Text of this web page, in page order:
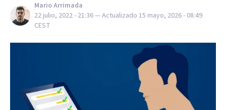
Mario Arrimada
22 julio, 2022 - 21:36— Actualizado 15 mayo, 2026 - 08:49
CEST